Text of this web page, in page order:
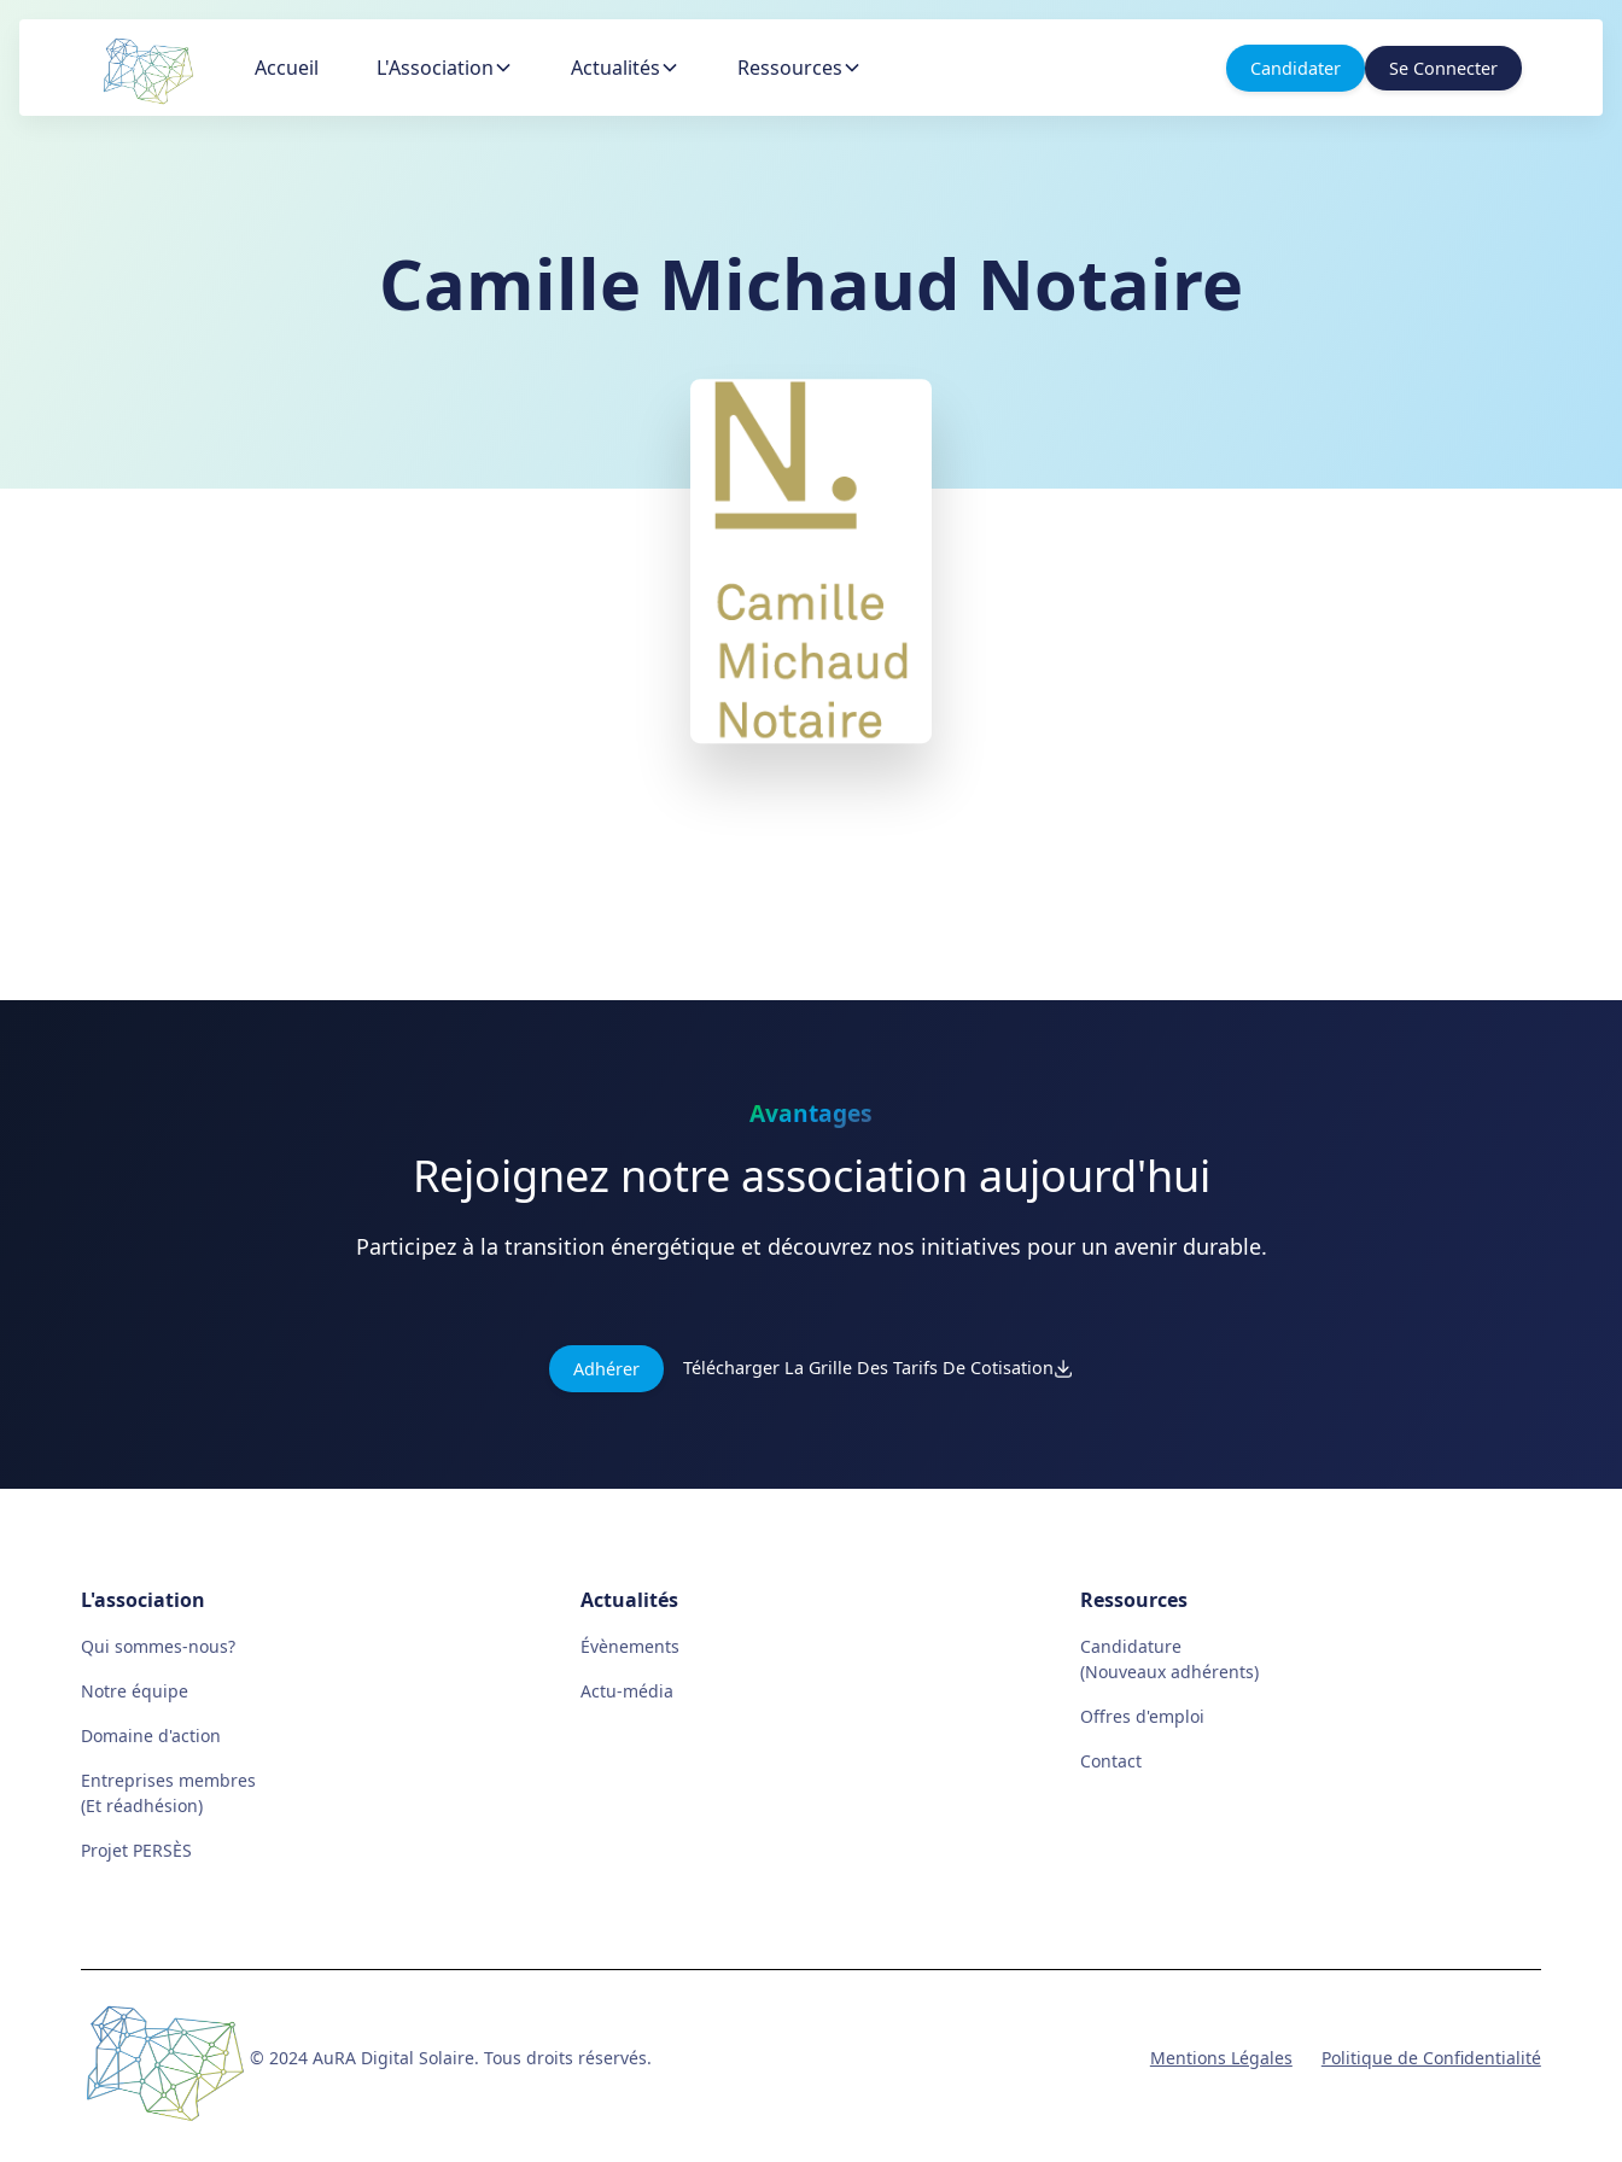
Accueil L'Association Actualités Ressources Candidater Se Connecter
Camille Michaud Notaire
Avantages
Rejoignez notre association aujourd'hui
Participez à la transition énergétique et découvrez nos initiatives pour un avenir durable.
Adhérer Télécharger La Grille Des Tarifs De Cotisation
L'association
Qui sommes-nous?
Notre équipe
Domaine d'action
Entreprises membres
(Et réadhésion)
Projet PERSÈS
Actualités
Évènements
Actu-média
Ressources
Candidature
(Nouveaux adhérents)
Offres d'emploi
Contact
© 2024 AuRA Digital Solaire. Tous droits réservés. Mentions Légales Politique de Confidentialité